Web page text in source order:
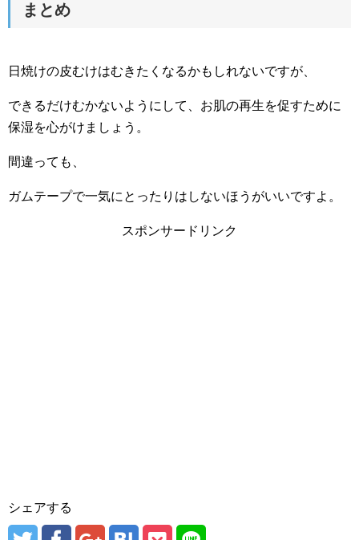
まとめ
日焼けの皮むけはむきたくなるかもしれないですが、
できるだけむかないようにして、お肌の再生を促すために
保湿を心がけましょう。
間違っても、
ガムテープで一気にとったりはしないほうがいいですよ。
スポンサードリンク
シェアする